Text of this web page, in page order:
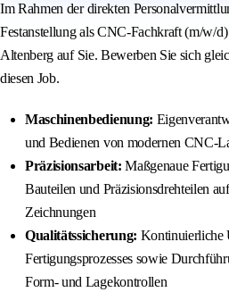
Im Rahmen der direkten
Festanstellung als CNC-Fachkraft (m/w/
Altenberg auf Sie. Bewerben Sie sich
diesen Job.
Maschinenbedienung:
und Bedienen von modernen CNC-
Präzisionsarbeit: Maßgenaue
Bauteilen und Präzisionsdrehteilen
Zeichnungen
Qualitätssicherung: Kontinuierliche
Fertigungsprozesses sowie
Form- und Lagekontrollen